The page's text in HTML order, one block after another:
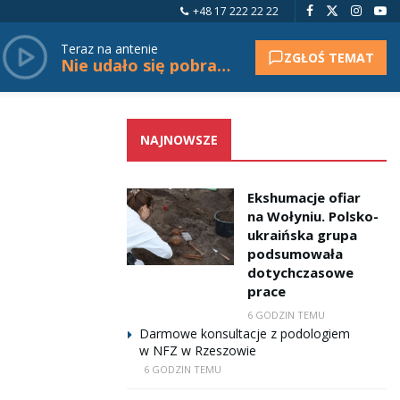
+48 17 222 22 22
Teraz na antenie
Nie udało się pobrać tytułu. ZGŁOŚ TEMAT
NAJNOWSZE
Ekshumacje ofiar
na Wołyniu. Polsko-
ukraińska grupa
podsumowała
dotychczasowe
prace
6 GODZIN TEMU
Darmowe konsultacje z podologiem
w NFZ w Rzeszowie
6 GODZIN TEMU